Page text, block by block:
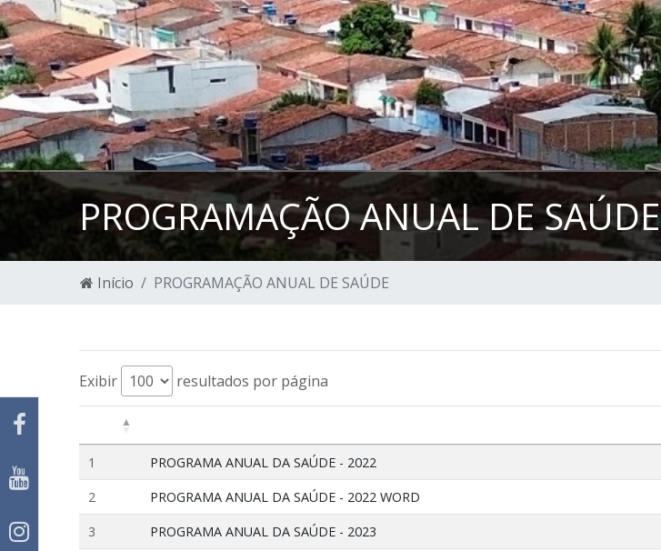
PROGRAMAÇÃO ANUAL DE SAÚDE
Início PROGRAMAÇÃO ANUAL DE SAÚDE
Exibir resultados por página
1 PROGRAMA ANUAL DA SAÚDE - 2022
2
PROGRAMA ANUAL DA SAÚDE - 2022 WORD
3
PROGRAMA ANUAL DA SAÚDE - 2023